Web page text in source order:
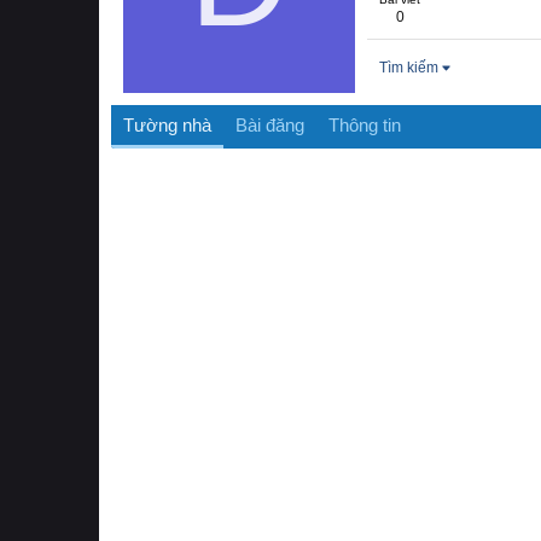
0
Tìm kiếm
Tường nhà Bài đăng Thông tin